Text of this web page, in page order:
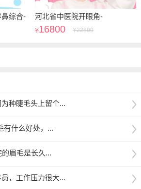
综合- 河北省中医院开眼角-
Y16800 Y22800
种睫毛头上留个...
有什么好处，...
眉毛是长久...
，工作压力很大...